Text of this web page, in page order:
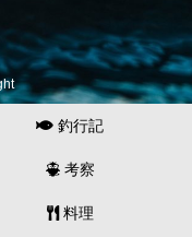
釣行記
考察
料理